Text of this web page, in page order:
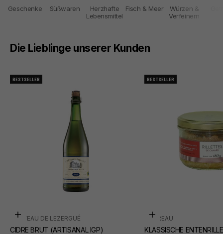
Geschenke Süßwaren
Herzhafte
Lebensmittel
Fisch & Meer
Würzen &
Verfeinern
Die Lieblinge unserer Kunden
BESTSELLER
In den Warenkorb
CHÂTEAU DE LEZERGUÉ
CIDRE BRUT (ARTISANAL IGP)
BESTSELLER
In den Warenkorb
SUDREAU
KLASSISCHE